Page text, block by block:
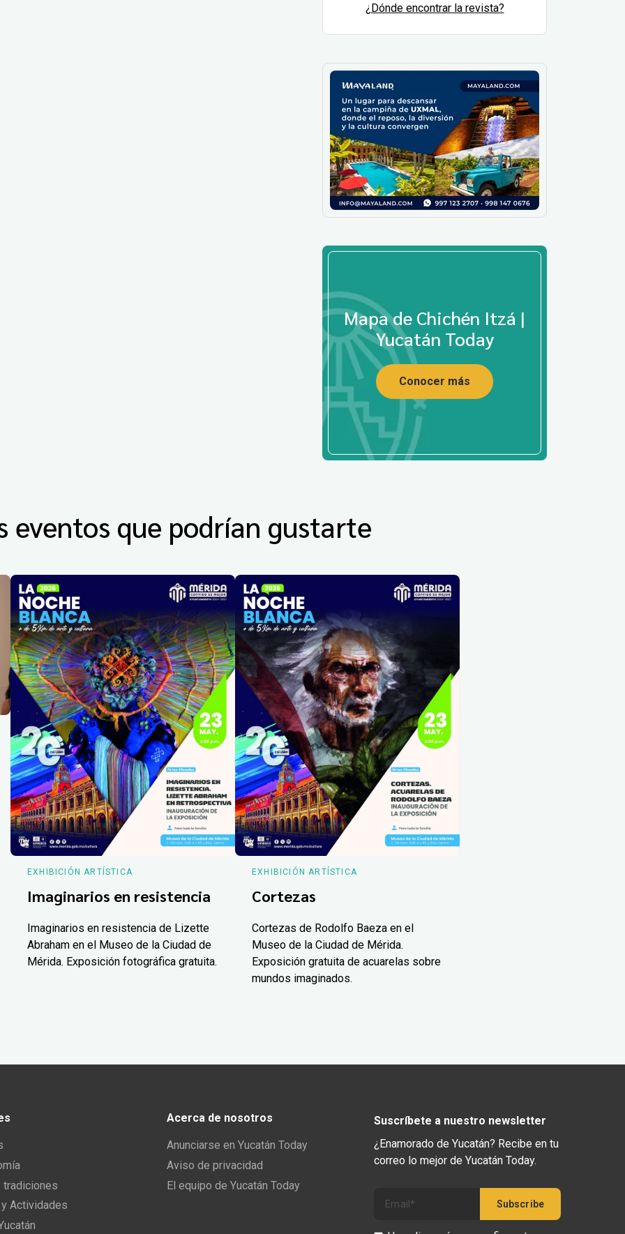
¿Dónde encontrar la revista?
Mapa de Chichén Itzá |
Yucatán Today
Conocer más
eventos que podrían gustarte
EXHIBICIÓN ARTÍSTICA
Imaginarios en resistencia
Imaginarios en resistencia de Lizette
Abraham en el Museo de la Ciudad de
Mérida. Exposición fotográfica gratuita.
EXHIBICIÓN ARTÍSTICA
Cortezas
Cortezas de Rodolfo Baeza en el
Museo de la Ciudad de Mérida.
Exposición gratuita de acuarelas sobre
mundos imaginados.
tradiciones
Actividades
Acerca de nosotros
Anunciarse en Yucatán Today
Aviso de privacidad
El equipo de Yucatán Today
Suscríbete a nuestro newsletter
¿Enamorado de Yucatán? Recibe en tu
correo lo mejor de Yucatán Today.